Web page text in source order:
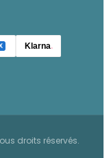
Klarna.
droits réservés.